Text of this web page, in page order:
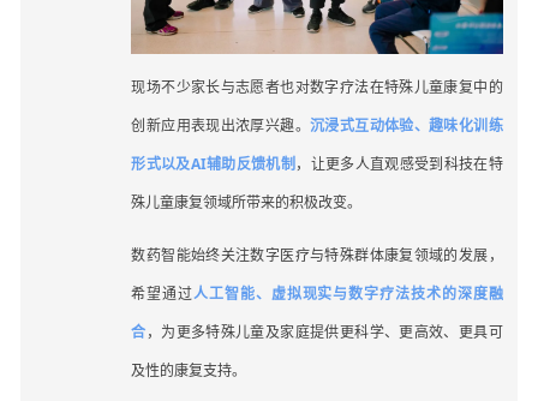
现场不少家长与志愿者也对数字疗法在特殊儿童康复中的
创新应用表现出浓厚兴趣。 沉浸式互动体验、趣味化训练
形式以及AI辅助反馈机制 ，让更多人直观感受到科技在特
殊儿童康复领域所带来的积极改变。
数药智能始终关注数字医疗与特殊群体康复领域的发展，
希望通过人工智能、虚拟现实与数字疗法技术的深度融
合，为更多特殊儿童及家庭提供更科学、更高效、更具可
及性的康复支持。